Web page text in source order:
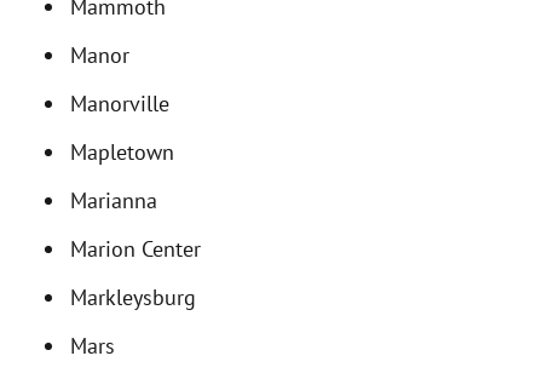
Mammoth
Manor
Manorville
Mapletown
Marianna
Marion Center
Markleysburg
Mars